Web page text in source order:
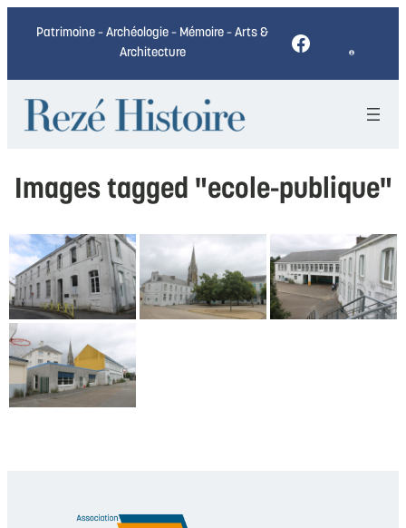
Patrimoine – Archéologie – Mémoire – Arts &
Architecture
Facebook
Images tagged "ecole-publique"